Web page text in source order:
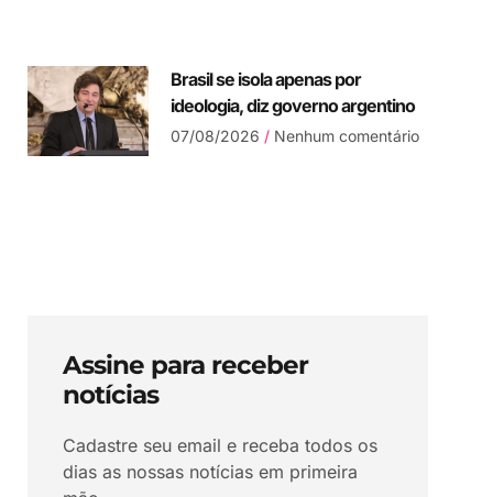
Brasil se isola apenas por
ideologia, diz governo argentino
07/08/2026 Nenhum comentário
Assine para receber
notícias
Cadastre seu email e receba todos os
dias as nossas notícias em primeira